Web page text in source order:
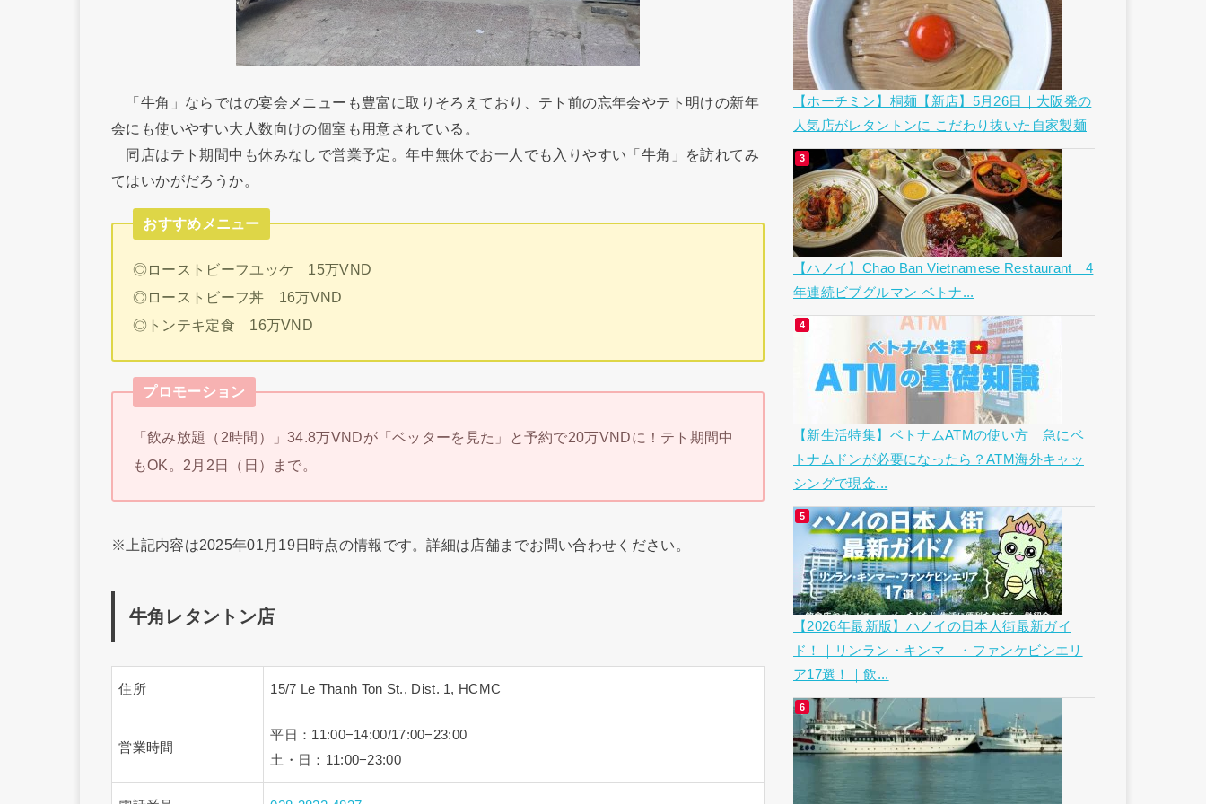
「牛角」ならではの宴会メニューも豊富に取りそろえており、テト前の忘年会やテト明けの新年
会にも使いやすい大人数向けの個室も用意されている。
同店はテト期間中も休みなしで営業予定。年中無休でお一人でも入りやすい「牛角」を訪れてみ
てはいかがだろうか。
おすすめメニュー
◎ローストビーフユッケ 15万VND
◎ローストビーフ丼 16万VND
◎トンテキ定食 16万VND
プロモーション
「飲み放題（2時間）」34.8万VNDが「ベッターを見た」と予約で20万VNDに！テト期間中
もOK。2月2日（日）まで。
※上記内容は2025年01月19日時点の情報です。詳細は店舗までお問い合わせください。
牛角レタントン店
住所 15/7 Le Thanh Ton St., Dist. 1, HCMC
営業時間
平日：11:00−14:00/17:00−23:00
土・日：11:00−23:00
【ホーチミン】桐麺【新店】5月26日｜大阪発の
人気店がレタントンに こだわり抜いた自家製麺
【ハノイ】Chao Ban Vietnamese Restaurant｜4
年連続ビブグルマン ベトナ...
【新生活特集】ベトナムATMの使い方｜急にベ
トナムドンが必要になったら？ATM海外キャッ
シングで現金...
【2026年最新版】ハノイの日本人街最新ガイ
ド！｜リンラン・キンマ―・ファンケビンエリ
ア17選！｜飲...